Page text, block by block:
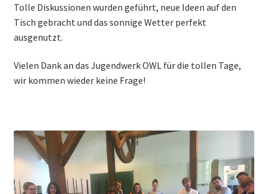
Tolle Diskussionen wurden geführt, neue Ideen auf den
Tisch gebracht und das sonnige Wetter perfekt
ausgenutzt.
Vielen Dank an das Jugendwerk OWL für die tollen Tage,
wir kommen wieder keine Frage!